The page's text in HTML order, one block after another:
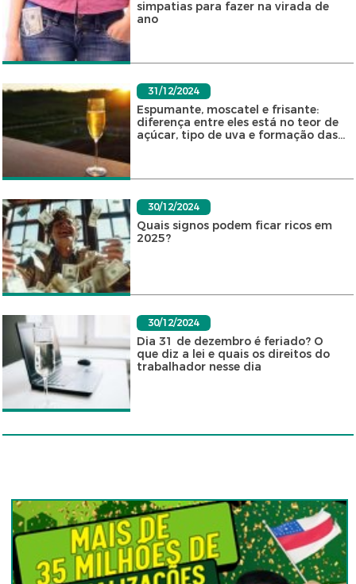
simpatias para fazer na virada de
ano
31/12/2024
Espumante, moscatel e frisante:
diferença entre eles está no teor de
açúcar, tipo de uva e formação das...
30/12/2024
Quais signos podem ficar ricos em
2025?
30/12/2024
Dia 31 de dezembro é feriado? O
que diz a lei e quais os direitos do
trabalhador nesse dia